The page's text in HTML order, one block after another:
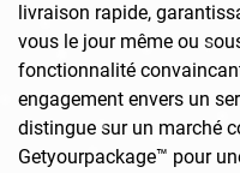
livraison rapide,
vous le jour même ou
fonctionnalité
engagement envers un
distingue sur un marché
Getyourpackage™ pour